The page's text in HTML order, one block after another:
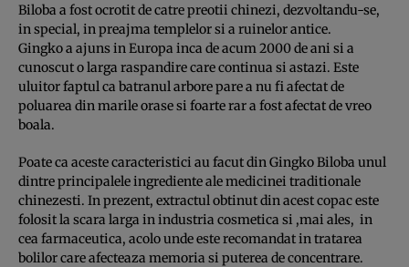
Biloba a fost ocrotit de catre preotii chinezi, dezvoltandu-se,
in special, in preajma templelor si a ruinelor antice.
Gingko a ajuns in Europa inca de acum 2000 de ani si a
cunoscut o larga raspandire care continua si astazi. Este
uluitor faptul ca batranul arbore pare a nu fi afectat de
poluarea din marile orase si foarte rar a fost afectat de vreo
boala.
Poate ca aceste caracteristici au facut din Gingko Biloba unul
dintre principalele ingrediente ale medicinei traditionale
chinezesti. In prezent, extractul obtinut din acest copac este
folosit la scara larga in industria cosmetica si ,mai ales, in
cea farmaceutica, acolo unde este recomandat in tratarea
bolilor care afecteaza memoria si puterea de concentrare.